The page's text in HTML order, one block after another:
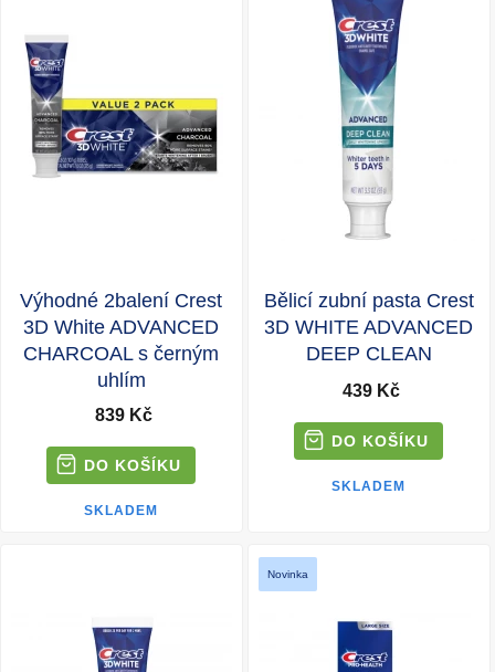
Výhodné 2balení Crest
3D White ADVANCED
CHARCOAL s černým
uhlím
839 Kč
SKLADEM
Bělicí zubní pasta Crest
3D WHITE ADVANCED
DEEP CLEAN
439 Kč
SKLADEM
Novinka